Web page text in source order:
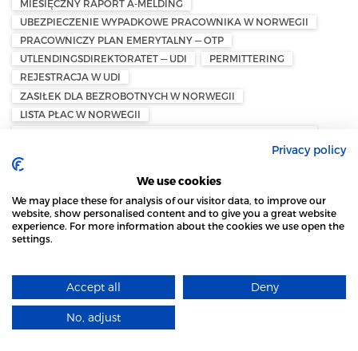
MIESIĘCZNY RAPORT A-MELDING
UBEZPIECZENIE WYPADKOWE PRACOWNIKA W NORWEGII
PRACOWNICZY PLAN EMERYTALNY — OTP
UTLENDINGSDIREKTORATET — UDI
PERMITTERING
REJESTRACJA W UDI
ZASIŁEK DLA BEZROBOTNYCH W NORWEGII
LISTA PŁAC W NORWEGII
BOSTYRER ROLLE – ROLA SYNDYKA
SKYLDNERENS EIENDELER – MAJĄTEK DŁUŻNIKA
KONKURSBO OG KREDITORER – MASA UPADŁOŚCIOWA I
WIERZYCIELE
KONKURSRÅDET NORGE – RADA DS. UPADŁOŚCI W NORWEGII
UBEZPIECZENIE DZIAŁALNOŚCI GOSPODARCZEJ NORWEGIA –
BEDRIFTSFORSIKRING NORGE
OC DLA SAMOZATRUDNIONYCH NORWEGIA –
ANSVARSFORSIKRING FOR ENKELTPERSONFORETAK
STRONA LOCAL MARKET WYKORZYSTUJE PLIKI
DOWIEDZ SIĘ WIĘCEJ
Privacy policy
We use cookies
We may place these for analysis of our visitor data, to improve our
website, show personalised content and to give you a great website
experience. For more information about the cookies we use open the
settings.
Accept all Deny
No, adjust